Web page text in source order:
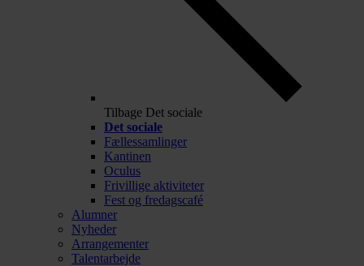
Tilbage Det sociale
Det sociale
Fællessamlinger
Kantinen
Oculus
Frivillige aktiviteter
Fest og fredagscafé
Alumner
Nyheder
Arrangementer
Talentarbejde